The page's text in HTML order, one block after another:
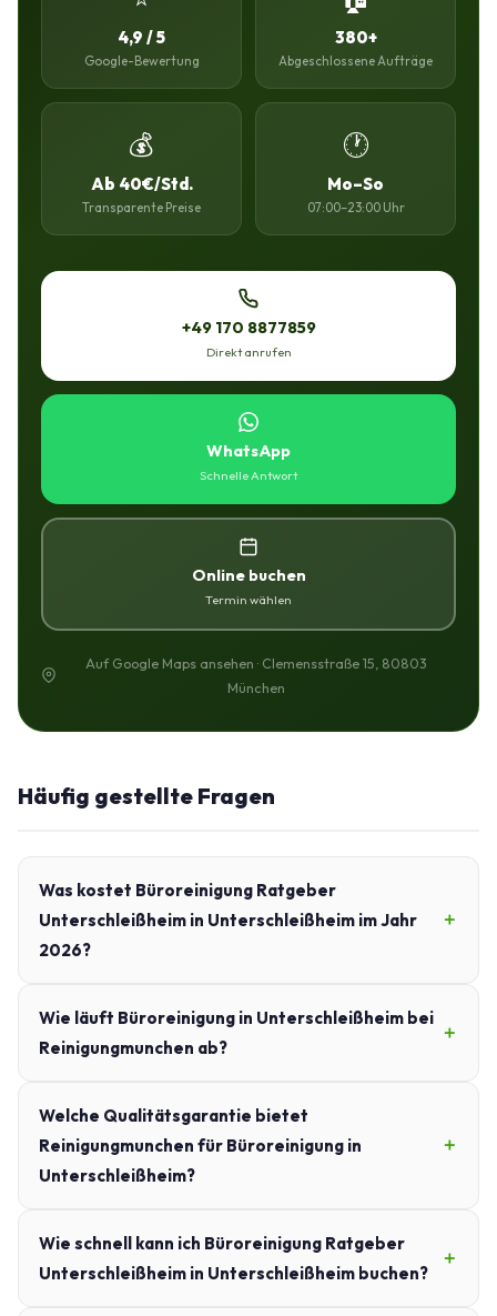
4,9 / 5
Google-Bewertung
380+
Abgeschlossene Aufträge
💰
Ab 40€/Std.
Transparente Preise
🕐
Mo–So
07:00–23:00 Uhr
+49 170 8877859
Direkt anrufen
WhatsApp
Schnelle Antwort
Online buchen
Termin wählen
Auf Google Maps ansehen · Clemensstraße 15, 80803
München
Häufig gestellte Fragen
Was kostet Büroreinigung Ratgeber
Unterschleißheim in Unterschleißheim im Jahr
2026?
Wie läuft Büroreinigung in Unterschleißheim bei
Reinigungmunchen ab?
Welche Qualitätsgarantie bietet
Reinigungmunchen für Büroreinigung in
Unterschleißheim?
Wie schnell kann ich Büroreinigung Ratgeber
Unterschleißheim in Unterschleißheim buchen?